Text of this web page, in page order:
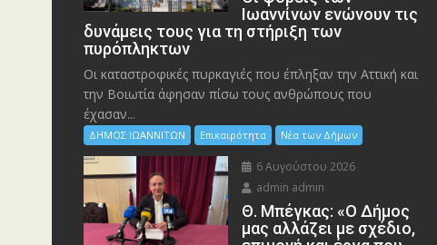
Ιωαννίνων ενώνουν τις
δυνάμεις τους για τη στήριξη των
πυρόπληκτων
Οι καταστροφικές πυρκαγιές που έπληξαν την Αττική και
την Bοιωτία άφησαν πίσω τους ανθρώπους που
έχασαν...
ΔΗΜΟΣ ΙΩΑΝΝΙΤΩΝ Επικαιρότητα Νέα των Δήμων
6 Αυγούστου 2026
admin admin
Θ. Μπέγκας: «Ο Δήμος
μας αλλάζει με σχέδιο,